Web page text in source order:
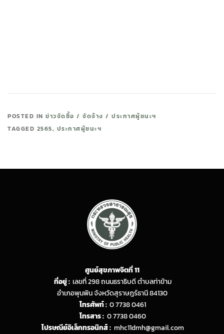
POSTED IN ข่าวจัดซื้อ / จัดจ้าง / ประกาศผู้ชนะฯ
TAGGED 2565, ประกาศผู้ชนะฯ
ศูนย์สุขภาพจิตที่ 11
ที่อยู่ : เลขที่ 298 ถนนธราธิบดี ตำบลท่าข้าม
อำเภอพุนพิน จังหวัดสุราษฎร์ธานี 84130
โทรศัพท์ : 0 7738 0461
โทรสาร : 0 7738 0460
ไปรษณีย์อิเล็กทรอนิกส์ : mhc11dmh@gmail.com